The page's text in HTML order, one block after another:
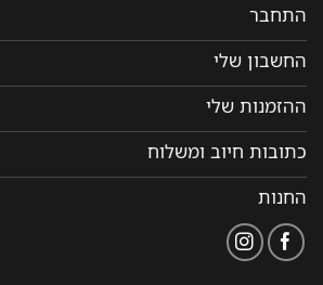
התחבר
החשבון שלי
ההזמנות שלי
כתובות חיוב ומשלוח
החנות